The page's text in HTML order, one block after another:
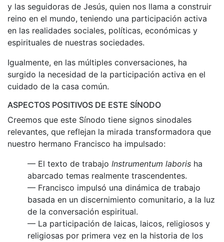
y las seguidoras de Jesús, quien nos llama a construir
reino en el mundo, teniendo una participación activa
en las realidades sociales, políticas, económicas y
espirituales de nuestras sociedades.
Igualmente, en las múltiples conversaciones, ha
surgido la necesidad de la participación activa en el
cuidado de la casa común.
ASPECTOS POSITIVOS DE ESTE SÍNODO
Creemos que este Sínodo tiene signos sinodales
relevantes, que reflejan la mirada transformadora que
nuestro hermano Francisco ha impulsado:
— El texto de trabajo Instrumentum laboris ha
abarcado temas realmente trascendentes.
— Francisco impulsó una dinámica de trabajo
basada en un discernimiento comunitario, a la luz
de la conversación espiritual.
— La participación de laicas, laicos, religiosos y
religiosas por primera vez en la historia de los